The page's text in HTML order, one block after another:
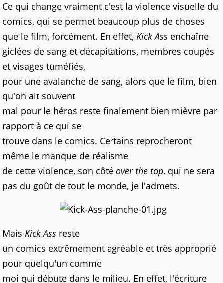
Ce qui change vraiment c'est la violence visuelle du
comics, qui se permet beaucoup plus de choses
que le film, forcément. En effet, Kick Ass enchaîne
giclées de sang et décapitations, membres coupés
et visages tuméfiés,
pour une avalanche de sang, alors que le film, bien
qu'on ait souvent
mal pour le héros reste finalement bien mièvre par
rapport à ce qui se
trouve dans le comics. Certains reprocheront
même le manque de réalisme
de cette violence, son côté over the top, qui ne sera
pas du goût de tout le monde, je l'admets.
Mais Kick Ass reste
un comics extrêmement agréable et très approprié
pour quelqu'un comme
moi qui débute dans le milieu. En effet, l'écriture